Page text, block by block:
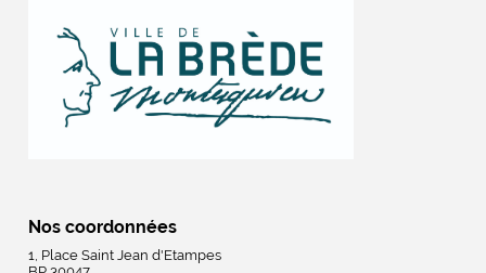
Nos coordonnées
1, Place Saint Jean d'Etampes